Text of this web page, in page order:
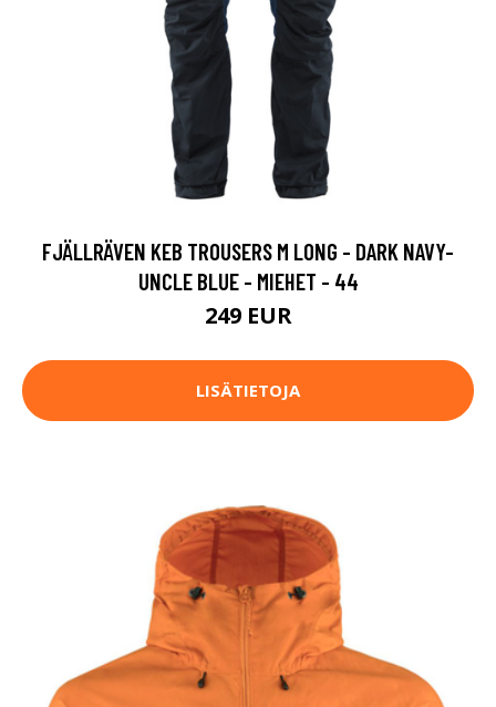
FJÄLLRÄVEN KEB TROUSERS M LONG - DARK NAVY-
UNCLE BLUE - MIEHET - 44
249 EUR
LISÄTIETOJA